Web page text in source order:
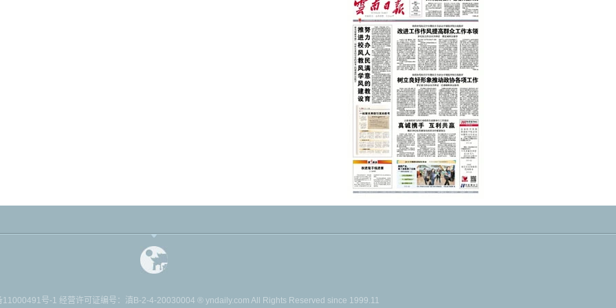
11000491号-1 经营许可证编号：滇B-2-4-20030004 ® yndaily.com All Rights Reserved since 1999.11